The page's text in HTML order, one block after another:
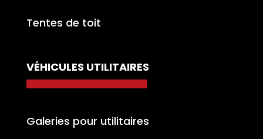
Tentes de toit
VÉHICULES UTILITAIRES
Galeries pour utilitaires